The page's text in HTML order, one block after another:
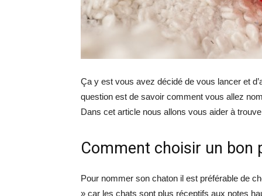
Ça y est vous avez décidé de vous lancer et
question est de savoir comment vous allez
Dans cet article nous allons vous aider à
Comment choisir un bon
Pour nommer son chaton il est préférable de
» car les chats sont plus réceptifs aux notes